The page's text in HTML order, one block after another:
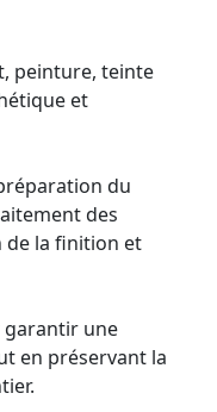
peinture, teinte
et
du
des
de la finition et
garantir une
en préservant la